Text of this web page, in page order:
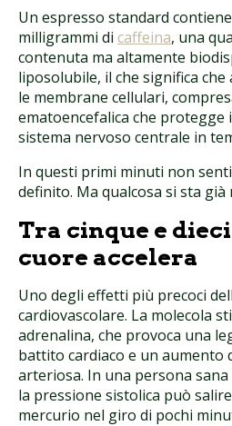
Un espresso standard
milligrammi di caffeina, una
contenuta ma altamente
liposolubile, il che significa
le membrane cellulari,
ematoencefalica che protegge
sistema nervoso centrale in
In questi primi minuti non
definito. Ma qualcosa si sta già
Tra cinque e
cuore accelera
Uno degli effetti più precoci
cardiovascolare. La molecola
adrenalina, che provoca una
battito cardiaco e un aumento
arteriosa. In una persona
la pressione sistolica può
mercurio nel giro di pochi